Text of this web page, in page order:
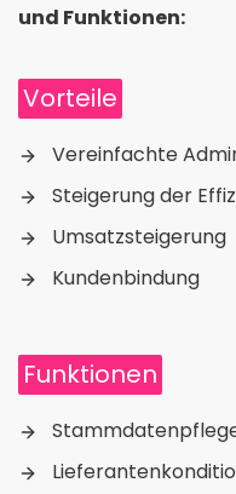
und Funktionen:
Vorteile
Vereinfachte
Steigerung der
Umsatzsteigerung
Kundenbindung
Funktionen